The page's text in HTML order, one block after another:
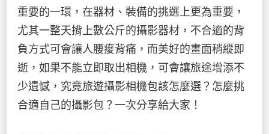
重要的一環，在器材、裝備的挑選上更為重要，
尤其一整天揹上數公斤的攝影器材，不合適的背
負方式可會讓人腰痠背痛，而美好的畫面稍縱即
逝，如果不能立即取出相機，可會讓旅途增添不
少遺憾，究竟旅遊攝影相機包該怎麼選？怎麼挑
合適自己的攝影包？一次分享給大家！